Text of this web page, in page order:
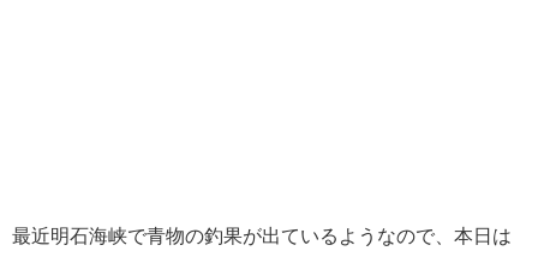
最近明石海峡で青物の釣果が出ているようなので、本日は